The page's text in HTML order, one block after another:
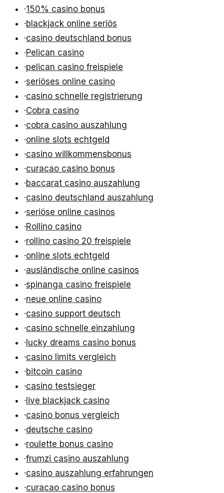
·150% casino bonus
·blackjack online seriös
·casino deutschland bonus
·Pelican casino
·pelican casino freispiele
·seriöses online casino
·casino schnelle registrierung
·Cobra casino
·cobra casino auszahlung
·online slots echtgeld
·casino willkommensbonus
·curacao casino bonus
·baccarat casino auszahlung
·casino deutschland auszahlung
·seriöse online casinos
·Rollino casino
·rollino casino 20 freispiele
·online slots echtgeld
·ausländische online casinos
·spinanga casino freispiele
·neue online casino
·casino support deutsch
·casino schnelle einzahlung
·lucky dreams casino bonus
·casino limits vergleich
·bitcoin casino
·casino testsieger
·live blackjack casino
·casino bonus vergleich
·deutsche casino
·roulette bonus casino
·frumzi casino auszahlung
·casino auszahlung erfahrungen
·curacao casino bonus